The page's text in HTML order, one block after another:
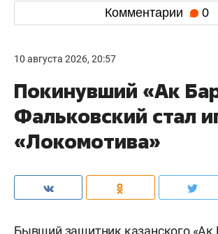
Комментарии 0
10 августа 2026, 20:57
Покинувший «Ак
Фальковский стал
«Локомотива»
Бывший защитник казанского «Ак